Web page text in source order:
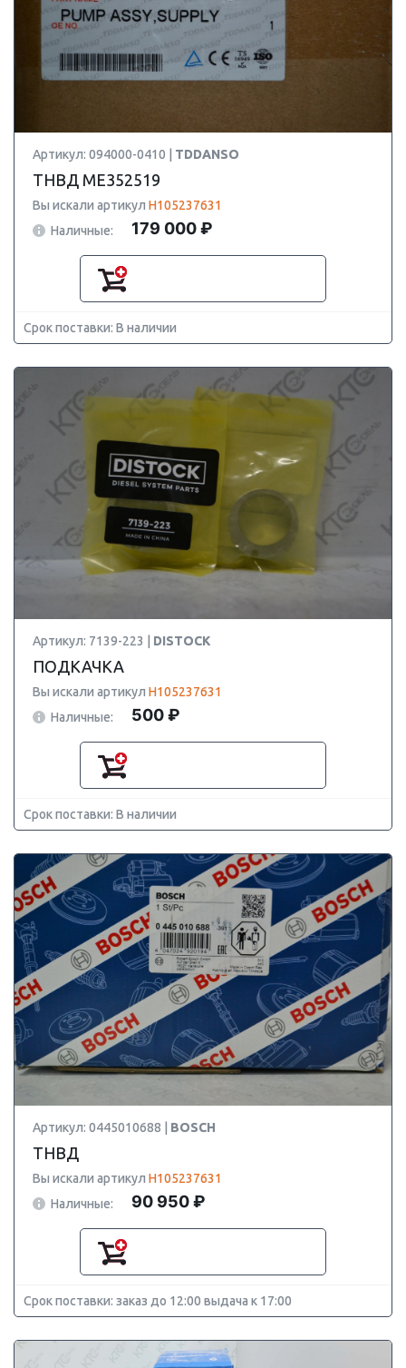
Артикул: 094000-0410 | TDDANSO
ТНВД ME352519
Вы искали артикул H105237631
Наличные:
179 000 ₽
Срок поставки: В наличии
Артикул: 7139-223 | DISTOCK
ПОДКАЧКА
Вы искали артикул H105237631
Наличные:
500 ₽
Срок поставки: В наличии
Артикул: 0445010688 | BOSCH
ТНВД
Вы искали артикул H105237631
Наличные:
90 950 ₽
Срок поставки: заказ до 12:00 выдача к 17:00